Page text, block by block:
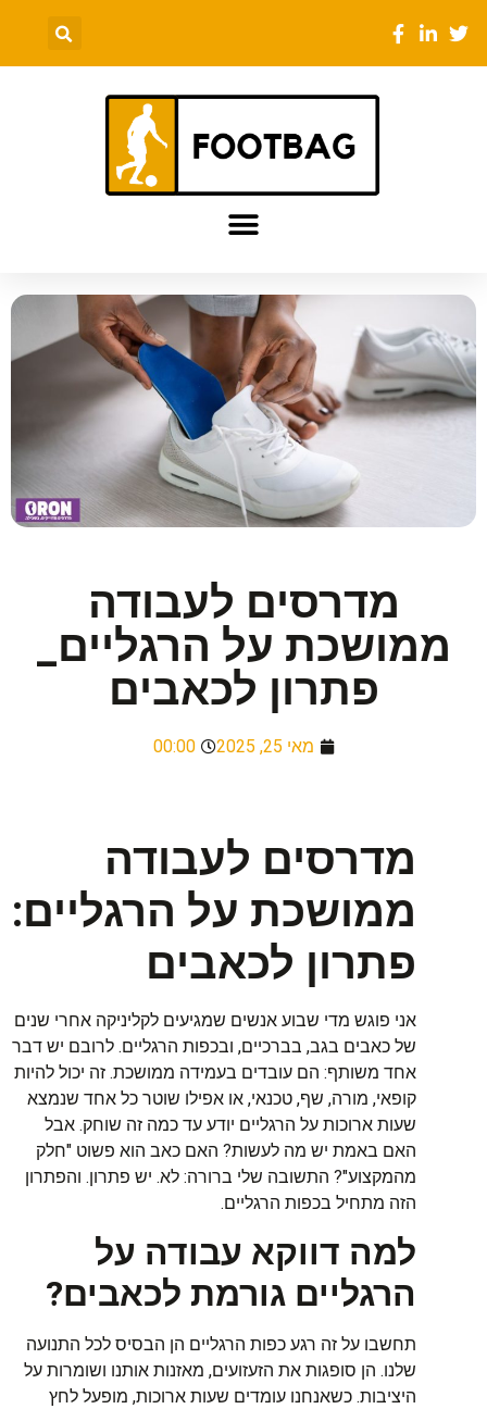
מדרסים לעבודה
ממושכת על הרגליים_
פתרון לכאבים
מאי 25, 2025 00:00
מדרסים לעבודה
ממושכת על הרגליים:
פתרון לכאבים
אני פוגש מדי שבוע אנשים שמגיעים לקליניקה אחרי שנים
של כאבים בגב, בברכיים, ובכפות הרגליים. לרובם יש דבר
אחד משותף: הם עובדים בעמידה ממושכת. זה יכול להיות
קופאי, מורה, שף, טכנאי, או אפילו שוטר כל אחד שנמצא
שעות ארוכות על הרגליים יודע עד כמה זה שוחק. אבל
האם באמת יש מה לעשות? האם כאב הוא פשוט "חלק
מהמקצוע"? התשובה שלי ברורה: לא. יש פתרון. והפתרון
הזה מתחיל בכפות הרגליים.
למה דווקא עבודה על
הרגליים גורמת לכאבים?
תחשבו על זה רגע כפות הרגליים הן הבסיס לכל התנועה
שלנו. הן סופגות את הזעזועים, מאזנות אותנו ושומרות על
היציבות. כשאנחנו עומדים שעות ארוכות, מופעל לחץ